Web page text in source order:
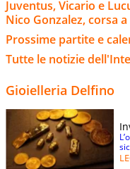
Juventus, Vicario e
Nico Gonzalez, corsa
Prossime partite e
Tutte le notizie
Gioielleria Delfino